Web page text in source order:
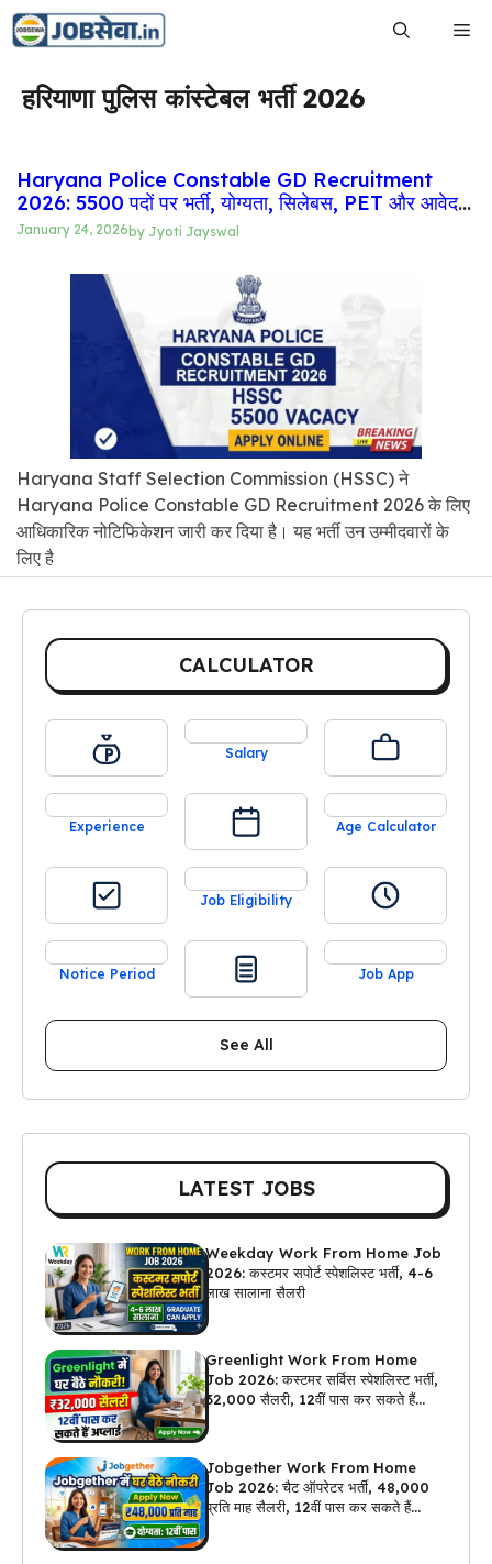
Skip
हरियाणा पुलिस कांस्टेबल भर्ती 2026
Haryana Police Constable GD Recruitment
2026: 5500 पदों पर भर्ती, योग्यता, सिलेबस, PET और आवेदन
प्रक्रिया
January 24, 2026 by Jyoti Jayswal
Haryana Staff Selection Commission (HSSC) ने
Haryana Police Constable GD Recruitment 2026 के लिए
आधिकारिक नोटिफिकेशन जारी कर दिया है। यह भर्ती उन उम्मीदवारों के
लिए है
CALCULATOR
Salary
Experience Age Calculator
Job Eligibility
Notice Period Job App
See All
LATEST JOBS
Weekday Work From Home Job
2026: कस्टमर सपोर्ट स्पेशलिस्ट भर्ती, 4-6
लाख सालाना सैलरी
Greenlight Work From Home
Job 2026: कस्टमर सर्विस स्पेशलिस्ट भर्ती,
₹32,000 सैलरी, 12वीं पास कर सकते हैं
Jobgether Work From Home
Job 2026: चैट ऑपरेटर भर्ती, ₹48,000
प्रति माह सैलरी, 12वीं पास कर सकते हैं